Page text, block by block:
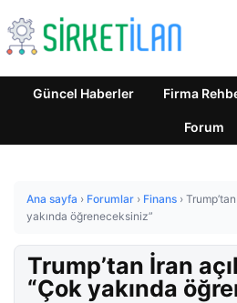
Güncel Haberler Firma
Forum
Ana sayfa › Forumlar › Finans ›
yakında öğreneceksiniz”
Trump’tan İran
“Çok yakında